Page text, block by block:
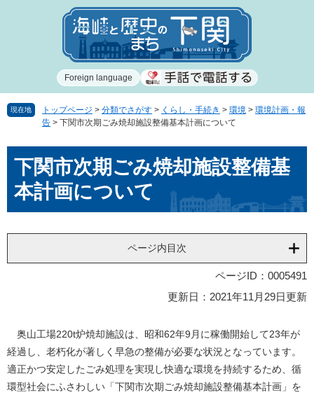
で
ば
Foreign language
現在地 トップページ > 分類でさがす > くらし・手続き > 環境 > 環境計画・報
告 > 下関市次期ごみ焼却施設整備基本計画について
下関市次期ごみ焼却施設整備基
本計画について
ページ内目次
ページID：0005491
更新日：2021年11月29日更新
奥山工場220t炉焼却施設は、昭和62年9月に稼働開始して23年が
経過し、老朽化が著しく早急の整備が必要な状況となっています。
適正かつ安定したごみ処理を実現し快適な環境を持続するため、循
環型社会にふさわしい「下関市次期ごみ焼却施設整備基本計画」を